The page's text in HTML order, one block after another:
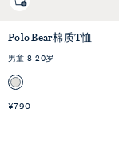
Polo Bear棉质T恤
男童 8-20岁
¥790